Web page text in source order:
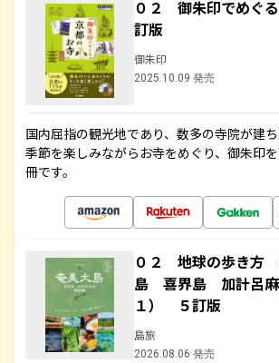
０２ 御朱印でめぐ
訂版
御朱印
2025.10.09 発売
国内屈指の観光地であり、数多の寺院が建ち
季節を楽しみながらお寺をめぐり、御朱印
冊です。
０２ 地球の歩き
島 喜界島 加計呂麻
１） ５訂版
島旅
2026.08.06 発売